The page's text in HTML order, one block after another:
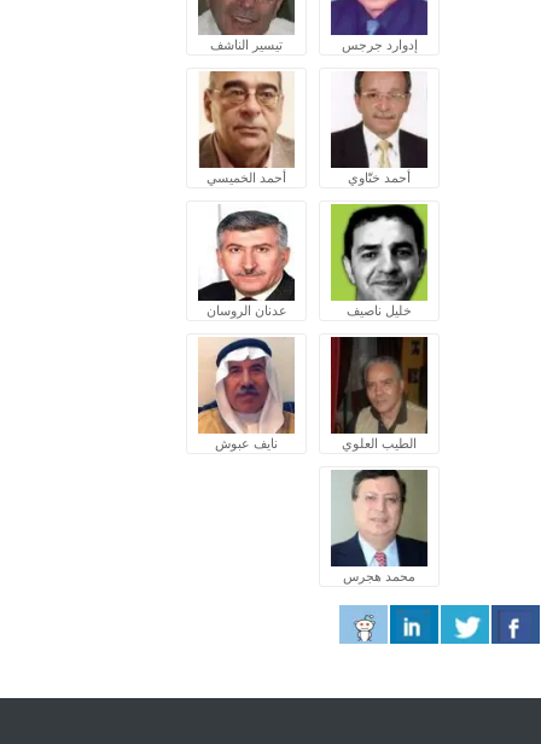
إدوارد جرجس تيسير الناشف
أحمد ختّاوي أحمد الخميسي
خليل ناصيف عدنان الروسان
الطيب العلوي نايف عبوش
محمد هجرس